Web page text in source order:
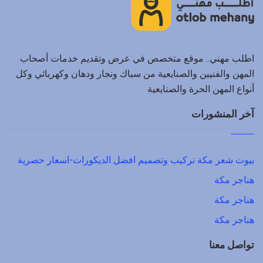
اطلب مهني.. موقع متخصص في عرض وتقديم خدمات أصحاب
المهن والفنيين والصنايعية من سباك ونجار ودهان وكهربائي وكل
أنواع المهن الحرة والصنايعية
آخر المنشورات
بيوت شعر مكة تركيب وتصميم افضل الديكورات-اسعار حصرية
هناجر مكة
هناجر مكة
هناجر مكة
تواصل معنا